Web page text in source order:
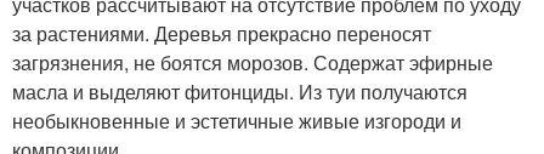
за растениями. Деревья прекрасно переносят
загрязнения, не боятся морозов. Содержат эфирные
масла и выделяют фитонциды. Из туи получаются
необыкновенные и эстетичные живые изгороди и